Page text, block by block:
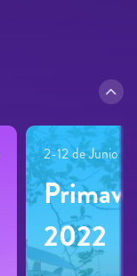
2-12 de Junio
2022